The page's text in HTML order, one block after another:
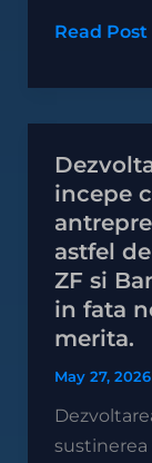
Read Post
incepe
astfel
ZF si
in fata
merita.
May 27, 2026
sustinerea
unei
incepe
cu
sustinerea
astfel